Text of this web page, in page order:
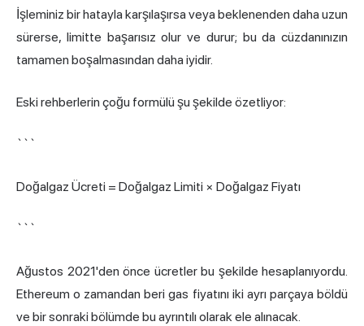
İşleminiz bir hatayla karşılaşırsa veya beklenenden daha uzun
sürerse, limitte başarısız olur ve durur; bu da cüzdanınızın
tamamen boşalmasından daha iyidir.
Eski rehberlerin çoğu formülü şu şekilde özetliyor:
```
Doğalgaz Ücreti = Doğalgaz Limiti × Doğalgaz Fiyatı
```
Ağustos 2021'den önce ücretler bu şekilde hesaplanıyordu.
Ethereum o zamandan beri gas fiyatını iki ayrı parçaya böldü
ve bir sonraki bölümde bu ayrıntılı olarak ele alınacak.